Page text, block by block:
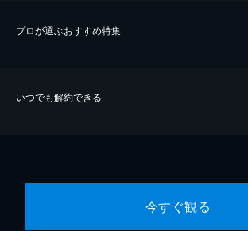
プロが選ぶおすすめ特集
いつでも解約できる
今すぐ観る